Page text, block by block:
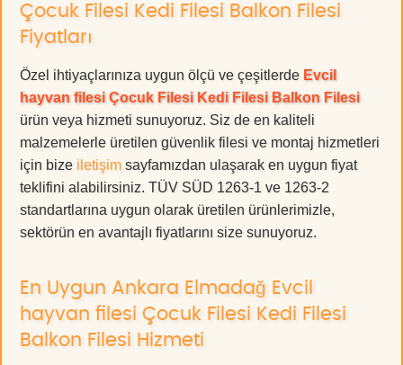
Çocuk Filesi Kedi Filesi Balkon Filesi
Fiyatları
Özel ihtiyaçlarınıza uygun ölçü ve çeşitlerde Evcil
hayvan filesi Çocuk Filesi Kedi Filesi Balkon Filesi
ürün veya hizmeti sunuyoruz. Siz de en kaliteli
malzemelerle üretilen güvenlik filesi ve montaj hizmetleri
için bize iletişim sayfamızdan ulaşarak en uygun fiyat
teklifini alabilirsiniz. TÜV SÜD 1263-1 ve 1263-2
standartlarına uygun olarak üretilen ürünlerimizle,
sektörün en avantajlı fiyatlarını size sunuyoruz.
En Uygun Ankara Elmadağ Evcil
hayvan filesi Çocuk Filesi Kedi Filesi
Balkon Filesi Hizmeti